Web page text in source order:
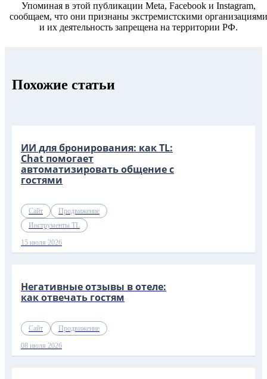
Упоминая в этой публикации Meta, Facebook и Instagram,
сообщаем, что они признаны экстремистскими организациями
и их деятельность запрещена на территории РФ.
Похожие статьи
ИИ для бронирования: как TL:
Chat помогает
автоматизировать общение с
гостями
Сайт
Продвижение
Инструменты TL
15 июля 2026
Негативные отзывы в отеле:
как отвечать гостям
Сайт Продвижение
08 июля 2026